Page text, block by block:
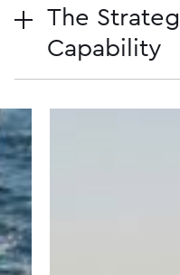
The
Capability